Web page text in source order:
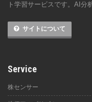
ト学習サービスです。AI分
サイトについて
Service
株センサー